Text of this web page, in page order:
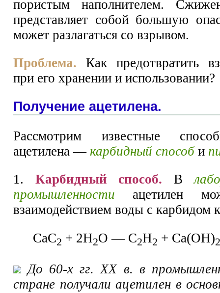
пористым наполнителем.
представляет собой большую
может разлагаться со взрывом.
Проблема. Как предотвратить
при его хранении и использовании?
Получение ацетилена.
Рассмотрим известные
ацетилена — карбидный способи
1. Карбидный способ. В
промышленности ацетилен
взаимодействием воды с карбидом
СаС2 + 2Н2O — С2Н2 + Са(ОН)2
До 60-х гг. XX в. в
стране получали ацетилен в